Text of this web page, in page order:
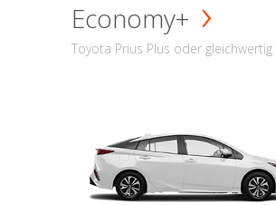
Economy+
Toyota Prius Plus oder gleichwertig